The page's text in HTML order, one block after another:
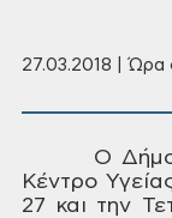
27.03.2018 | Ώρα
Ο
Κέντρο
27 και την